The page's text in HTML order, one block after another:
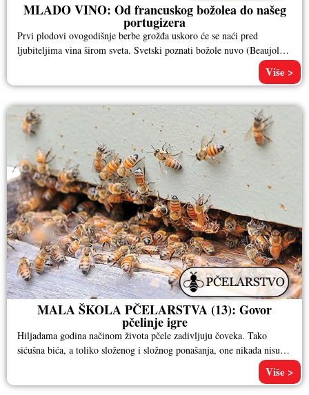
MLADO VINO: Od francuskog božolea do našeg
portugizera
Prvi plodovi ovogodišnje berbe grožđa uskoro će se naći pred
ljubiteljima vina širom sveta. Svetski poznati božole nuvo (Beaujolais
Više >
MALA ŠKOLA PČELARSTVA (13): Govor
pčelinje igre
Hiljadama godina načinom života pčele zadivljuju čoveka. Tako
sićušna bića, a toliko složenog i složnog ponašanja, one nikada nisu
Više >